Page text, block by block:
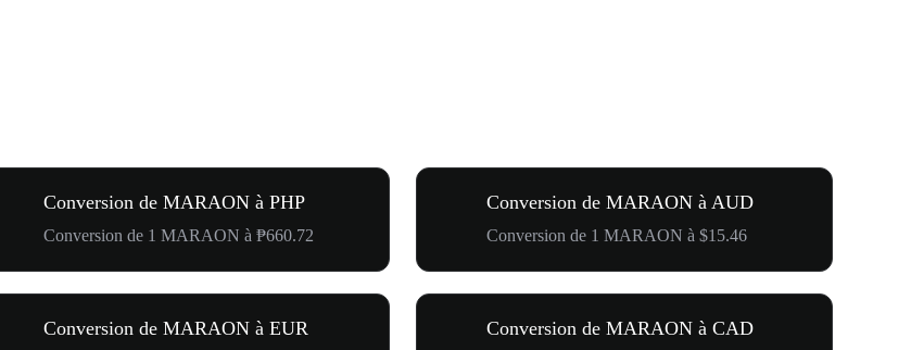
Conversion de MARAON à PHP
Conversion de 1 MARAON à ₱660.72
Conversion de MARAON à AUD
Conversion de 1 MARAON à $15.46
Conversion de MARAON à EUR Conversion de MARAON à CAD